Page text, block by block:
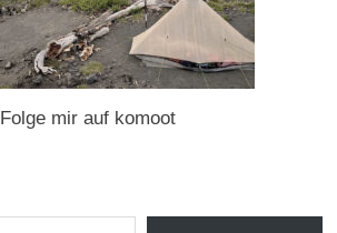
Folge mir auf komoot